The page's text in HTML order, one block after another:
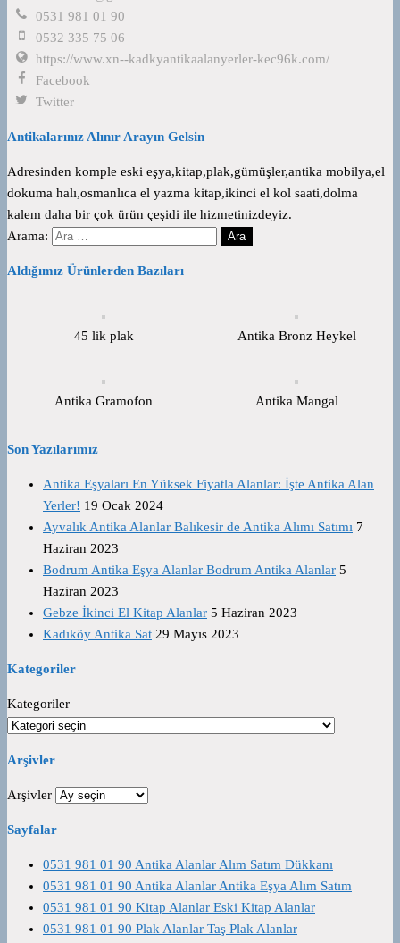
0531 981 01 90
0532 335 75 06
https://www.xn--kadkyantikaalanyerler-kec96k.com/
Facebook
Twitter
Antikalarınız Alınır Arayın Gelsin
Adresinden komple eski eşya,kitap,plak,gümüşler,antika mobilya,el
dokuma halı,osmanlıca el yazma kitap,ikinci el kol saati,dolma
kalem daha bir çok ürün çeşidi ile hizmetinizdeyiz.
Arama:
Aldığımız Ürünlerden Bazıları
45 lik plak Antika Bronz Heykel
Antika Gramofon Antika Mangal
Son Yazılarımız
Antika Eşyaları En Yüksek Fiyatla Alanlar: İşte Antika Alan
Yerler! 19 Ocak 2024
Ayvalık Antika Alanlar Balıkesir de Antika Alımı Satımı 7
Haziran 2023
Bodrum Antika Eşya Alanlar Bodrum Antika Alanlar 5
Haziran 2023
Gebze İkinci El Kitap Alanlar 5 Haziran 2023
Kadıköy Antika Sat 29 Mayıs 2023
Kategoriler
Kategoriler
Arşivler
Arşivler
Sayfalar
0531 981 01 90 Antika Alanlar Alım Satım Dükkanı
0531 981 01 90 Antika Alanlar Antika Eşya Alım Satım
0531 981 01 90 Kitap Alanlar Eski Kitap Alanlar
0531 981 01 90 Plak Alanlar Taş Plak Alanlar